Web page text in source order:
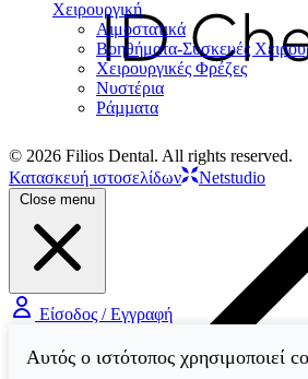
Χειρουργική
Αιμοστατικά
Βοηθήματα-Συσκευές
Χειρουργικές Φρέζες
Νυστέρια
Ράµµατα
© 2026 Filios Dental. All rights reserved.
Κατασκευή ιστοσελίδων
Netstudio
Close menu
Είσοδος / Εγγραφή
Αυτός ο ιστότοπος χρησιμοποιεί